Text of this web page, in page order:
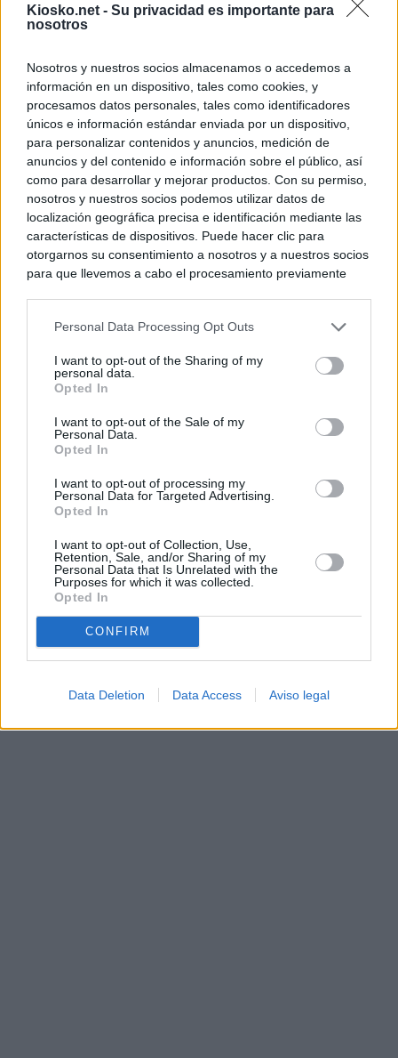
Kiosko.net - Su privacidad es importante para
nosotros
Nosotros y nuestros socios almacenamos o accedemos a
información en un dispositivo, tales como cookies, y
procesamos datos personales, tales como identificadores
únicos e información estándar enviada por un dispositivo,
para personalizar contenidos y anuncios, medición de
anuncios y del contenido e información sobre el público, así
como para desarrollar y mejorar productos. Con su permiso,
nosotros y nuestros socios podemos utilizar datos de
localización geográfica precisa e identificación mediante las
características de dispositivos. Puede hacer clic para
otorgarnos su consentimiento a nosotros y a nuestros socios
para que llevemos a cabo el procesamiento previamente
negar su consentimiento. Tenga en cuenta que algún
de su consentimiento, pero usted tiene el derecho de
rechazar tal procesamiento. Sus preferencias se aplicarán
cualquier momento entrando de nuevo en este sitio web o
visitando nuestra política de privacidad.
Personal Data Processing Opt Outs
I want to opt-out of the Sharing of my
personal data.
Opted In
I want to opt-out of the Sale of my
Personal Data.
Opted In
I want to opt-out of processing my
Personal Data for Targeted Advertising.
Opted In
I want to opt-out of Collection, Use,
Retention, Sale, and/or Sharing of my
Personal Data that Is Unrelated with the
Purposes for which it was collected.
Opted In
CONFIRM
Data Deletion Data Access Aviso legal